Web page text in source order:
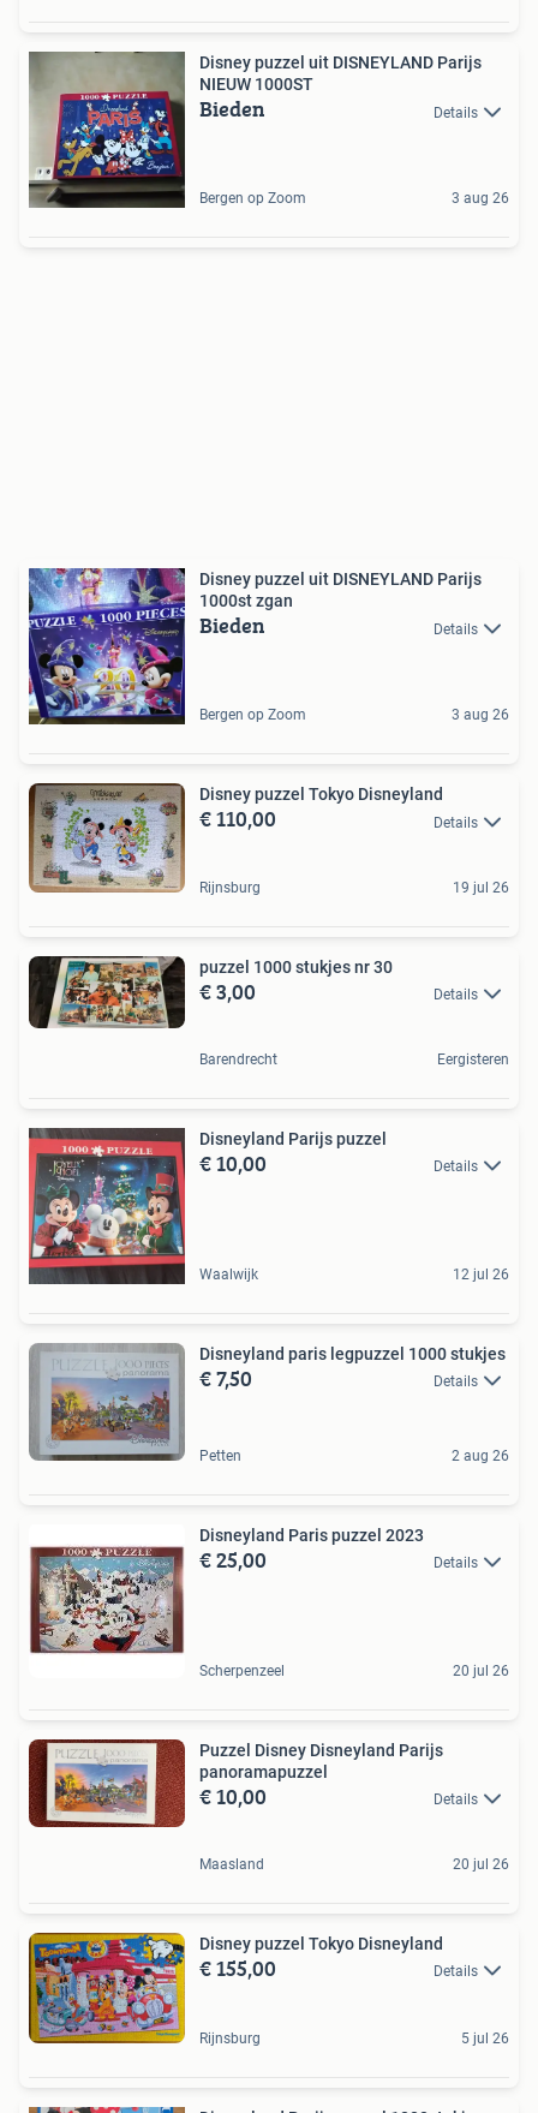
Disney puzzel uit DISNEYLAND Parijs
NIEUW 1000ST
Bieden Details
Bergen op Zoom 3 aug 26
Disney puzzel uit DISNEYLAND Parijs
1000st zgan
Bieden Details
Bergen op Zoom 3 aug 26
Disney puzzel Tokyo Disneyland
€ 110,00 Details
Rijnsburg 19 jul 26
puzzel 1000 stukjes nr 30
€ 3,00 Details
Barendrecht Eergisteren
Disneyland Parijs puzzel
€ 10,00 Details
Waalwijk 12 jul 26
Disneyland paris legpuzzel 1000 stukjes
€ 7,50 Details
Petten 2 aug 26
Disneyland Paris puzzel 2023
€ 25,00 Details
Scherpenzeel 20 jul 26
Puzzel Disney Disneyland Parijs
panoramapuzzel
€ 10,00 Details
Maasland 20 jul 26
Disney puzzel Tokyo Disneyland
€ 155,00 Details
Rijnsburg 5 jul 26